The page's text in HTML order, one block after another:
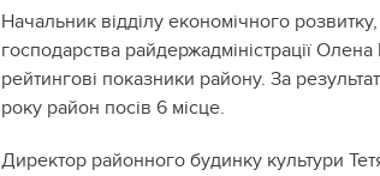
Начальник відділу економічного
господарства райдержадміністрації
рейтингові показники району. За
року район посів 6 місце.
Директор районного будинку культури